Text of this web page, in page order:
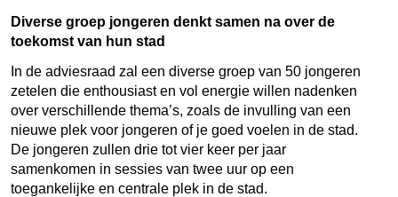
Diverse groep jongeren denkt samen na over de
toekomst van hun stad
In de adviesraad zal een diverse groep van 50 jongeren
zetelen die enthousiast en vol energie willen nadenken
over verschillende thema’s, zoals de invulling van een
nieuwe plek voor jongeren of je goed voelen in de stad.
De jongeren zullen drie tot vier keer per jaar
samenkomen in sessies van twee uur op een
toegankelijke en centrale plek in de stad.